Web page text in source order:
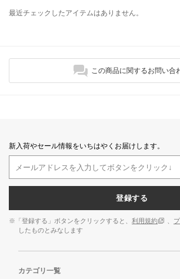
最近チェックしたアイテムはありません。
この商品に関するお問い合
新入荷やセール情報をいちはやくお届けします。
登録する
※「登録する」ボタンをクリックすると、 利用規約
したものとみなします
カテゴリ一覧